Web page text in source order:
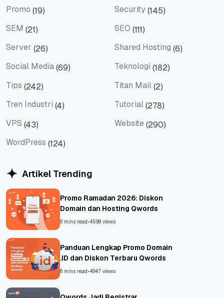
Promo (19) Security(145)
SEM (21) SEO (111)
Server (26) Shared Hosting (6)
Social Media(69) Teknologi (182)
Tips (242) Titan Mail(2)
Tren Industri (4) Tutorial(278)
VPS (43) Website (290)
WordPress (124)
Artikel Trending
Promo Ramadan 2026: Diskon
Domain dan Hosting Qwords
6 mins read•4598 views
Panduan Lengkap Promo Domain
.ID dan Diskon Terbaru Qwords
6 mins read•4947 views